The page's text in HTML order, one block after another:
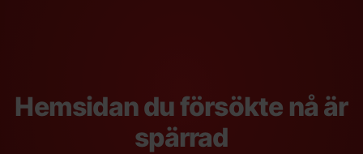
Hemsidan du försökte nå är
spärrad